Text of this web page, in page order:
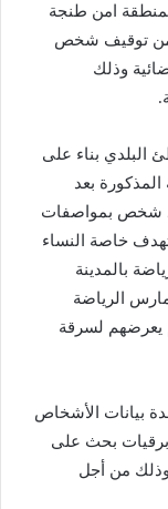
لمنطقة امن طنجة
5 ابريل الجاري من توقيف شخص
القضائية وذلك
البلدي بناء على
المذكورة بعد
شخص بمواصفات
خاصة النساء
بالمدينة
الرياضة
يعرضهم لسرقة
بيانات الأشخاص
برقيات بحث على
من أجل